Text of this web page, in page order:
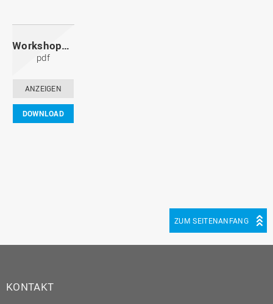
Workshopkonzept_final.pdf
pdf
ANZEIGEN
DOWNLOAD
ZUM SEITENANFANG
KONTAKT